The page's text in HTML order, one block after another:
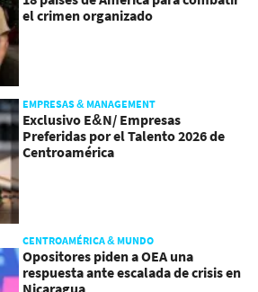
el crimen organizado
EMPRESAS & MANAGEMENT
Exclusivo E&N/ Empresas
Preferidas por el Talento 2026 de
Centroamérica
CENTROAMÉRICA & MUNDO
Opositores piden a OEA una
respuesta ante escalada de crisis en